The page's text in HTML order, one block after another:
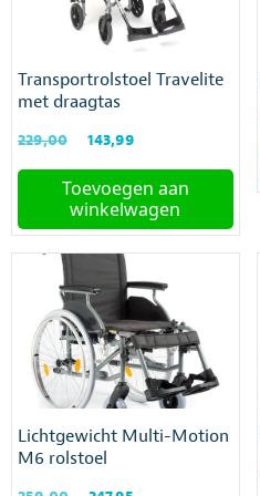
Transportrolstoel Travelite
met draagtas
229,00
Oorspronkelijke
was:
€229,00.
143,99
is:
€143,99.
Toevoegen aan
winkelwagen
Lichtgewicht Multi-Motion
M6 rolstoel